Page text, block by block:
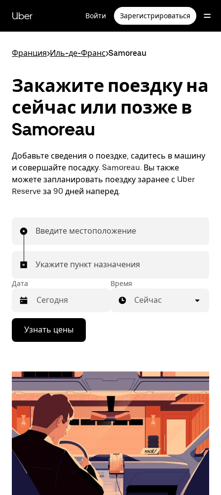
перейти
к
Uber Войти Зарегистрироваться
Франция>Иль-де-Франс>Samoreau
Закажите поездку на
сейчас или позже в
Samoreau
Добавьте сведения о поездке, садитесь в машину
и совершайте посадку. Samoreau. Вы также
можете запланировать поездку заранее с Uber
Reserve за 90 дней наперед.
Введите местоположение
Укажите пункт назначения
Дата
Нажмите
стрелку
вниз,
календарю
выбрать
дату.
Чтобы
закрыть
календарь,
нажмите
Esc.
Время
Сейчас
Узнать цены